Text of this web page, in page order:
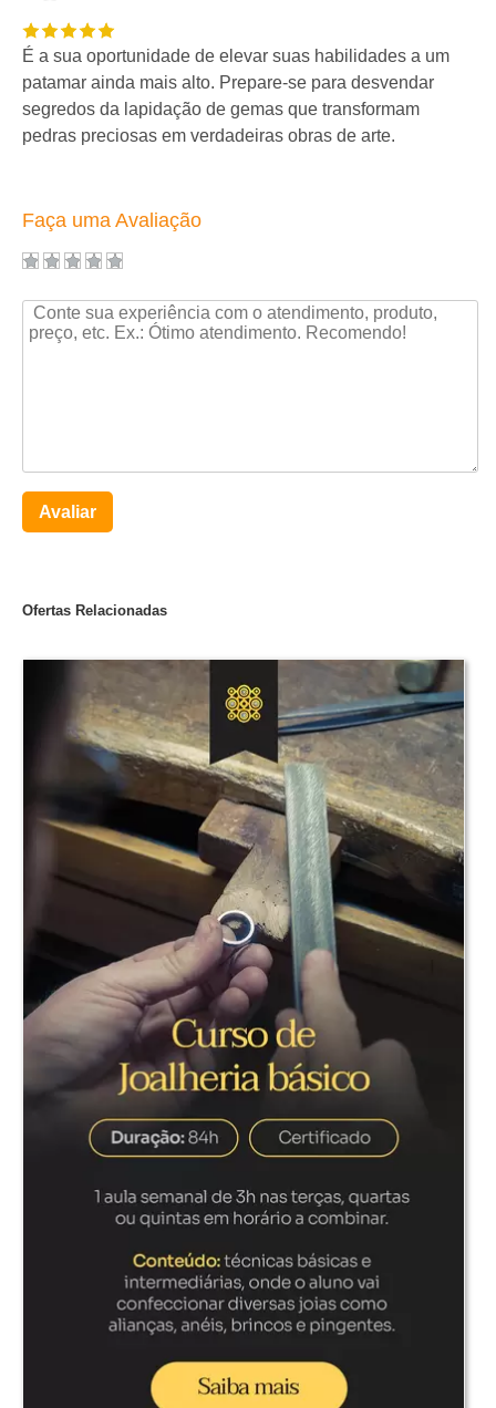
É a sua oportunidade de elevar suas habilidades a um
patamar ainda mais alto. Prepare-se para desvendar
segredos da lapidação de gemas que transformam
pedras preciosas em verdadeiras obras de arte.
Faça uma Avaliação
Avaliar
Ofertas Relacionadas